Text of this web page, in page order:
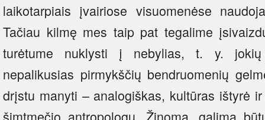
laikotarpiais įvairiose visuomenėse
Tačiau kilmę mes taip pat tegalime
turėtume nuklysti į nebylias, t. y. jokių
nepalikusias pirmykščių bendruomenių
drįstu manyti – analogiškas, kultūras ištyrė
šimtmečio antropologų. Žinoma, galima